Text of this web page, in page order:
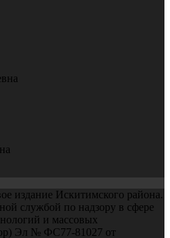
издание Искитимского района.
службой по надзору в сфере
и массовых
Эл № ФС77-81027 от